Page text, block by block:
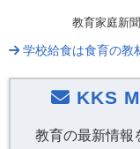
教育家庭新
学校給食は食育の教
KKS
教育の最新情報